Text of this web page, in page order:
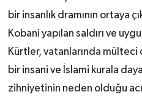
bir insanlık dramının ortaya
Kobani yapılan saldırı ve
Kürtler, vatanlarında
bir insani ve İslami kurala
zihniyetinin neden olduğu